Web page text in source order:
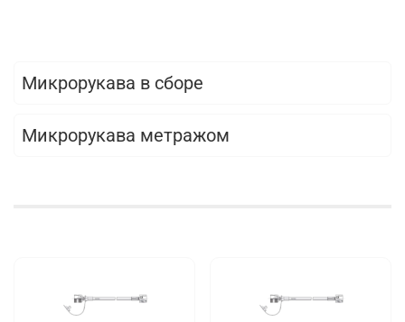
Микрорукава в сборе
Микрорукава метражом